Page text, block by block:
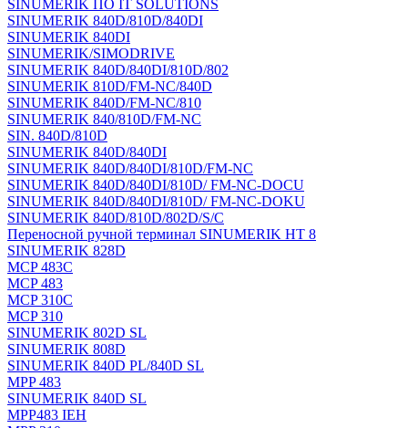
SINUMERIK ПО IT SOLUTIONS
SINUMERIK 840D/810D/840DI
SINUMERIK 840DI
SINUMERIK/SIMODRIVE
SINUMERIK 840D/840DI/810D/802
SINUMERIK 810D/FM-NC/840D
SINUMERIK 840D/FM-NC/810
SINUMERIK 840/810D/FM-NC
SIN. 840D/810D
SINUMERIK 840D/840DI
SINUMERIK 840D/840DI/810D/FM-NC
SINUMERIK 840D/840DI/810D/ FM-NC-DOCU
SINUMERIK 840D/840DI/810D/ FM-NC-DOKU
SINUMERIK 840D/810D/802D/S/C
Переносной ручной терминал SINUMERIK HT 8
SINUMERIK 828D
MCP 483C
MCP 483
MCP 310C
MCP 310
SINUMERIK 802D SL
SINUMERIK 808D
SINUMERIK 840D PL/840D SL
MPP 483
SINUMERIK 840D SL
MPP483 IEH